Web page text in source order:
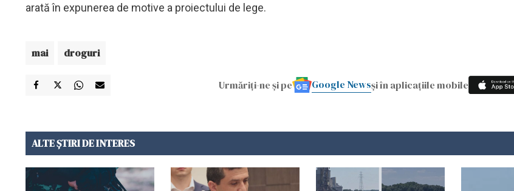
arată în expunerea de motive a proiectului de lege.
mai droguri
Urmăriți-ne și pe Google Newsși în aplicațiile mobile
ALTE ȘTIRI DE INTERES